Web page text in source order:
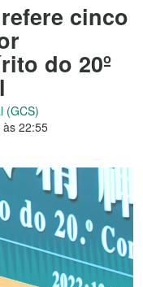
cinco
do 20º
(GCS)
22:55